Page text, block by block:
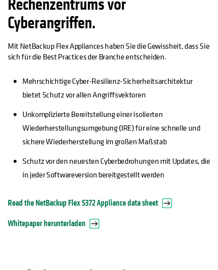
Rechenzentrums vor
Cyberangriffen.
Mit NetBackup Flex Appliances haben Sie die Gewissheit, dass Sie
sich für die Best Practices der Branche entscheiden.
Mehrschichtige Cyber-Resilienz-Sicherheitsarchitektur
bietet Schutz vor allen Angriffsvektoren
Unkomplizierte Bereitstellung einer isolierten
Wiederherstellungsumgebung (IRE) für eine schnelle und
sichere Wiederherstellung im großen Maßstab
Schutz vor den neuesten Cyberbedrohungen mit Updates, die
in jeder Softwareversion bereitgestellt werden
Read the NetBackup Flex 5372 Appliance data sheet
Whitepaper herunterladen